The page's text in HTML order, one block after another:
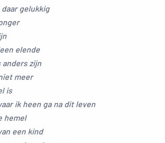
gelukkig
elende
anders zijn
meer
is
ik heen ga na dit leven
hemel
een kind